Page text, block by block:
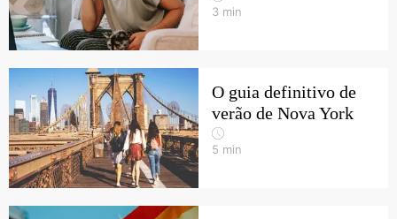
3 min
O guia definitivo de
verão de Nova York
5 min